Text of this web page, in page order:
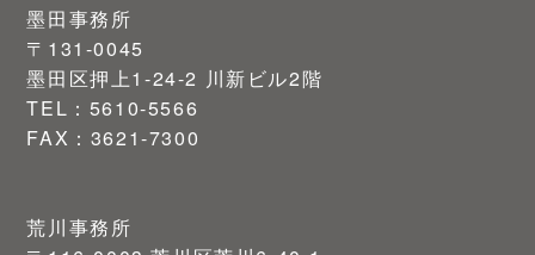
墨田事務所
〒131-0045
墨田区押上1-24-2 川新ビル2階
TEL：5610-5566
FAX：3621-7300
荒川事務所